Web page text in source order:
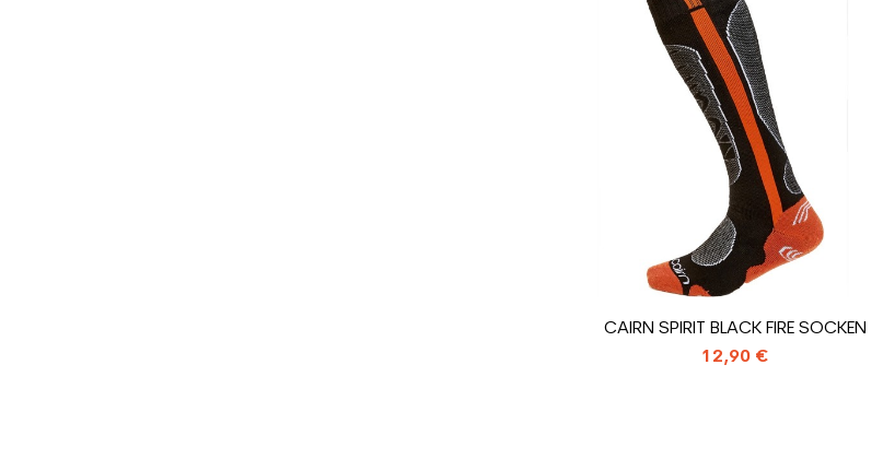
CO2-Einsparungen für den Planeten (in kg)
CAIRN SPIRIT BLACK FIRE SOCKEN
12,90 €